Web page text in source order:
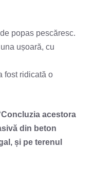
popas pescăresc.
ușoară, cu
fost ridicată o
acestora
din beton
și pe terenul